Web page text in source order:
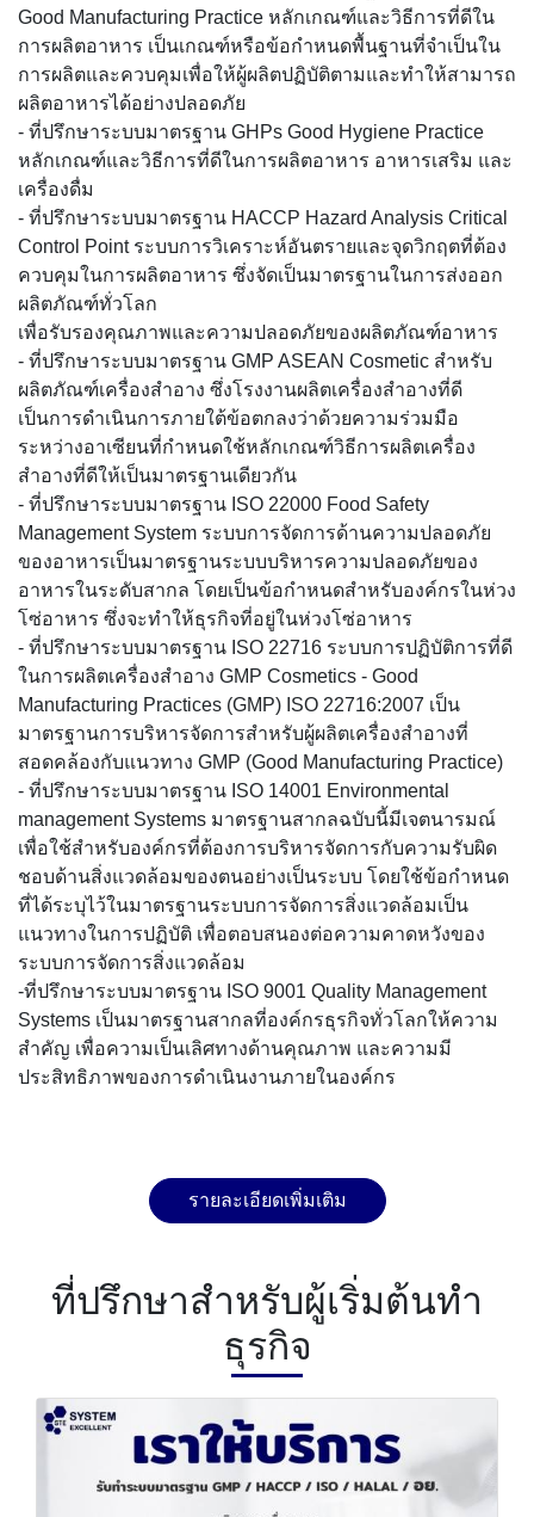
Good Manufacturing Practice หลักเกณฑ์และวิธีการที่ดีใน
การผลิตอาหาร เป็นเกณฑ์หรือข้อกำหนดพื้นฐานที่จำเป็นใน
การผลิตและควบคุมเพื่อให้ผู้ผลิตปฏิบัติตามและทำให้สามารถ
ผลิตอาหารได้อย่างปลอดภัย
- ที่ปรึกษาระบบมาตรฐาน GHPs Good Hygiene Practice
หลักเกณฑ์และวิธีการที่ดีในการผลิตอาหาร อาหารเสริม และ
เครื่องดื่ม
- ที่ปรึกษาระบบมาตรฐาน HACCP Hazard Analysis Critical
Control Point ระบบการวิเคราะห์อันตรายและจุดวิกฤตที่ต้อง
ควบคุมในการผลิตอาหาร ซึ่งจัดเป็นมาตรฐานในการส่งออก
ผลิตภัณฑ์ทั่วโลก
เพื่อรับรองคุณภาพและความปลอดภัยของผลิตภัณฑ์อาหาร
- ที่ปรึกษาระบบมาตรฐาน GMP ASEAN Cosmetic สำหรับ
ผลิตภัณฑ์เครื่องสำอาง ซึ่งโรงงานผลิตเครื่องสำอางที่ดี
เป็นการดำเนินการภายใต้ข้อตกลงว่าด้วยความร่วมมือ
ระหว่างอาเซียนที่กำหนดใช้หลักเกณฑ์วิธีการผลิตเครื่อง
สำอางที่ดีให้เป็นมาตรฐานเดียวกัน
- ที่ปรึกษาระบบมาตรฐาน ISO 22000 Food Safety
Management System ระบบการจัดการด้านความปลอดภัย
ของอาหารเป็นมาตรฐานระบบบริหารความปลอดภัยของ
อาหารในระดับสากล โดยเป็นข้อกำหนดสำหรับองค์กรในห่วง
โซ่อาหาร ซึ่งจะทำให้ธุรกิจที่อยู่ในห่วงโซ่อาหาร
- ที่ปรึกษาระบบมาตรฐาน ISO 22716 ระบบการปฏิบัติการที่ดี
ในการผลิตเครื่องสำอาง GMP Cosmetics - Good
Manufacturing Practices (GMP) ISO 22716:2007 เป็น
มาตรฐานการบริหารจัดการสำหรับผู้ผลิตเครื่องสำอางที่
สอดคล้องกับแนวทาง GMP (Good Manufacturing Practice)
- ที่ปรึกษาระบบมาตรฐาน ISO 14001 Environmental
management Systems มาตรฐานสากลฉบับนี้มีเจตนารมณ์
เพื่อใช้สำหรับองค์กรที่ต้องการบริหารจัดการกับความรับผิด
ชอบด้านสิ่งแวดล้อมของตนอย่างเป็นระบบ โดยใช้ข้อกำหนด
ที่ได้ระบุไว้ในมาตรฐานระบบการจัดการสิ่งแวดล้อมเป็น
แนวทางในการปฏิบัติ เพื่อตอบสนองต่อความคาดหวังของ
ระบบการจัดการสิ่งแวดล้อม
-ที่ปรึกษาระบบมาตรฐาน ISO 9001 Quality Management
Systems เป็นมาตรฐานสากลที่องค์กรธุรกิจทั่วโลกให้ความ
สำคัญ เพื่อความเป็นเลิศทางด้านคุณภาพ และความมี
ประสิทธิภาพของการดำเนินงานภายในองค์กร
รายละเอียดเพิ่มเติม
ที่ปรึกษาสำหรับผู้เริ่มต้นทำ
ธุรกิจ